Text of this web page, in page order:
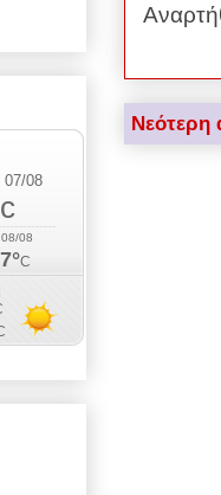
Νεότερη